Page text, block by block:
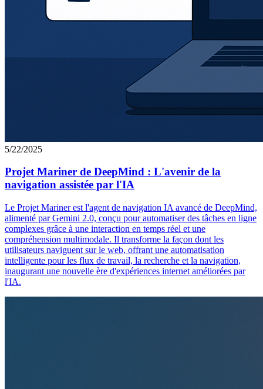
5/22/2025
Projet Mariner de DeepMind : L'avenir de la
navigation assistée par l'IA
Le Projet Mariner est l'agent de navigation IA avancé de DeepMind,
alimenté par Gemini 2.0, conçu pour automatiser des tâches en ligne
complexes grâce à une interaction en temps réel et une
compréhension multimodale. Il transforme la façon dont les
utilisateurs naviguent sur le web, offrant une automatisation
intelligente pour les flux de travail, la recherche et la navigation,
inaugurant une nouvelle ère d'expériences internet améliorées par
l'IA.